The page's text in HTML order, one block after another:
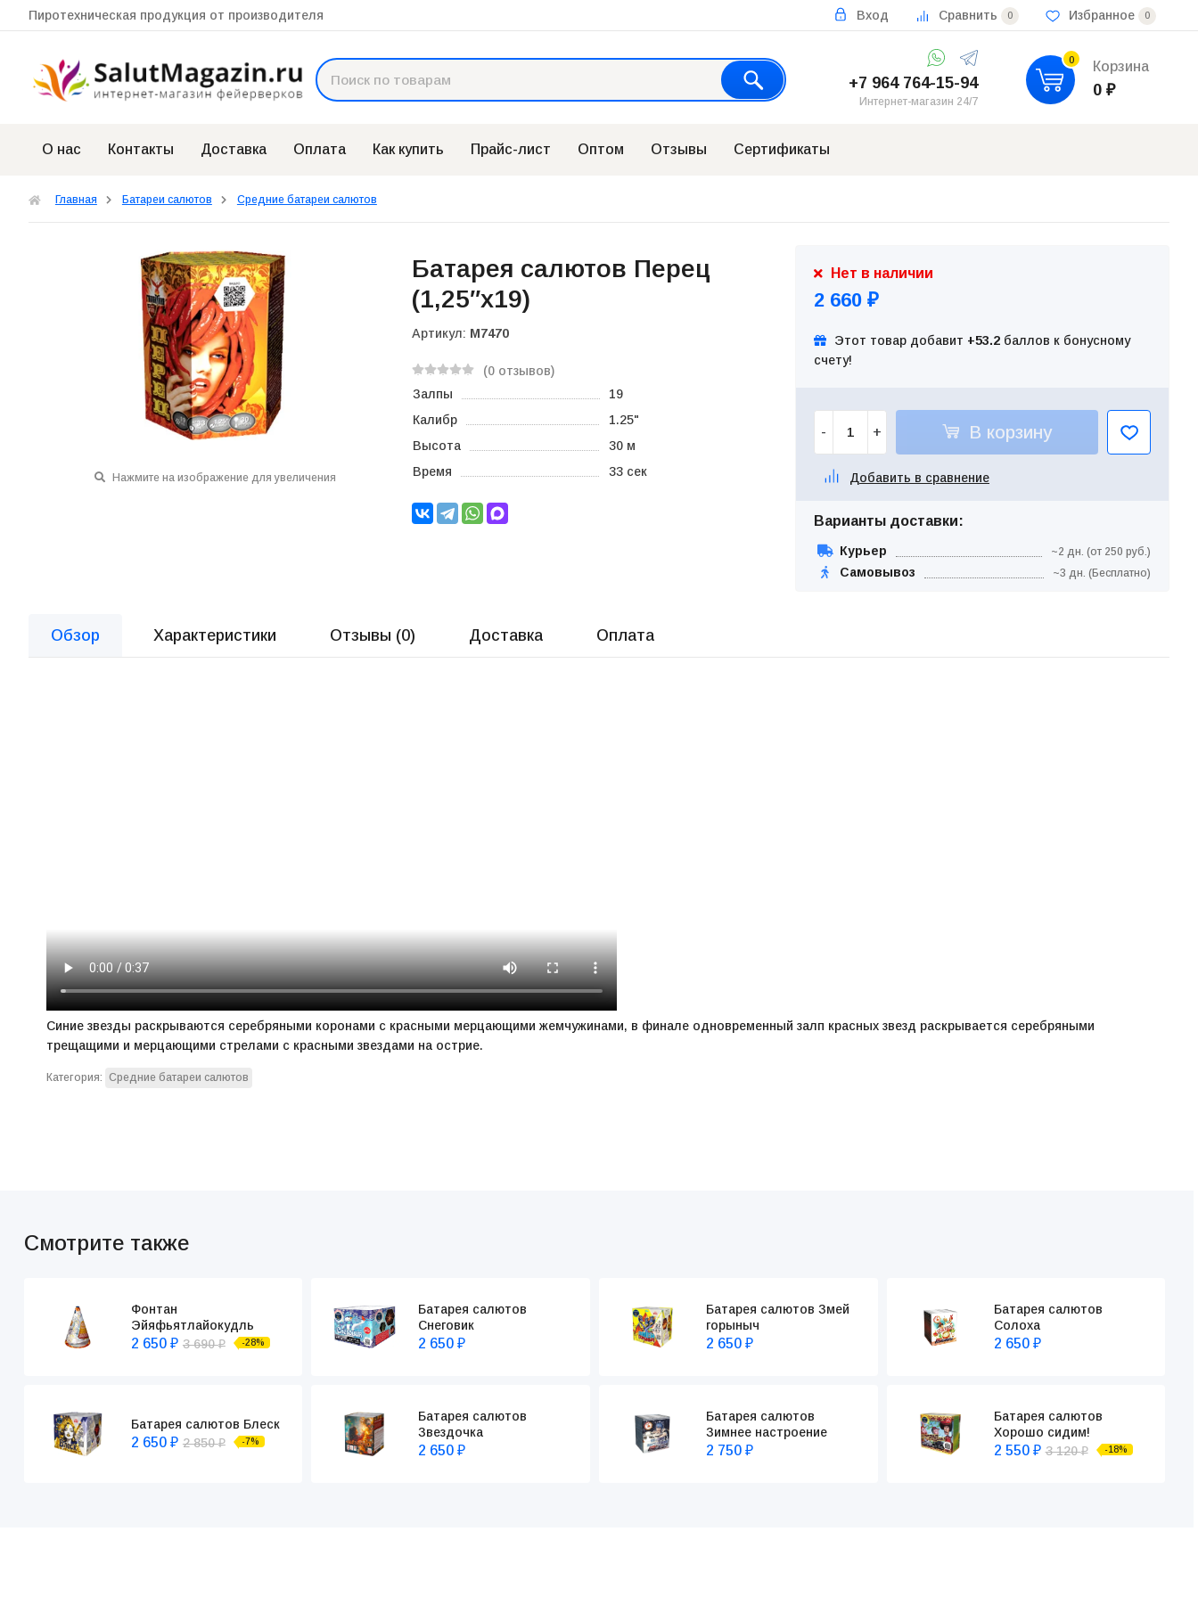
Пиротехническая продукция от производителя Вход Сравнить 0 Избранное 0
+7 964 764-15-94
Интернет-магазин 24/7
0 Корзина
0 ₽
О нас Контакты Доставка Оплата Как купить Прайс-лист Оптом Отзывы Сертификаты
Главная Батареи салютов Средние батареи салютов
Нажмите на изображение для увеличения
Батарея салютов Перец
(1,25″х19)
Артикул: М7470
(0 отзывов)
Залпы
19
Калибр
1.25"
Высота
30 м
Время
33 сек
Нет в наличии
2 660 ₽
Этот товар добавит +53.2 баллов к бонусному
счету!
- + В корзину
Добавить в сравнение
Варианты доставки:
Курьер ~2 дн. (от 250 руб.)
Самовывоз ~3 дн. (Бесплатно)
Обзор Характеристики Отзывы (0) Доставка Оплата
Синие звезды раскрываются серебряными коронами с красными мерцающими жемчужинами, в финале одновременный залп красных звезд раскрывается серебряными
трещащими и мерцающими стрелами с красными звездами на острие.
Категория: Средние батареи салютов
Смотрите также
Фонтан
Эйяфьятлайокудль
2 650 ₽ 3 690₽ -28%
Батарея салютов
Снеговик
2 650₽
Батарея салютов Змей
горыныч
2 650 ₽
Батарея салютов
Солоха
2 650 ₽
Батарея салютов Блеск
2 650 ₽ 2 850₽ -7%
Батарея салютов
Звездочка
2 650₽
Батарея салютов
Зимнее настроение
2 750 ₽
Батарея салютов
Хорошо сидим!
2 550 ₽ 3 120₽ -18%